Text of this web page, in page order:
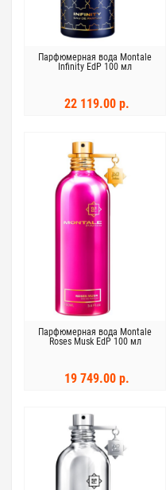
Парфюмерная вода Montale
Infinity EdP 100 мл
22 119.00 р.
Парфюмерная вода Montale
Roses Musk EdP 100 мл
19 749.00 р.